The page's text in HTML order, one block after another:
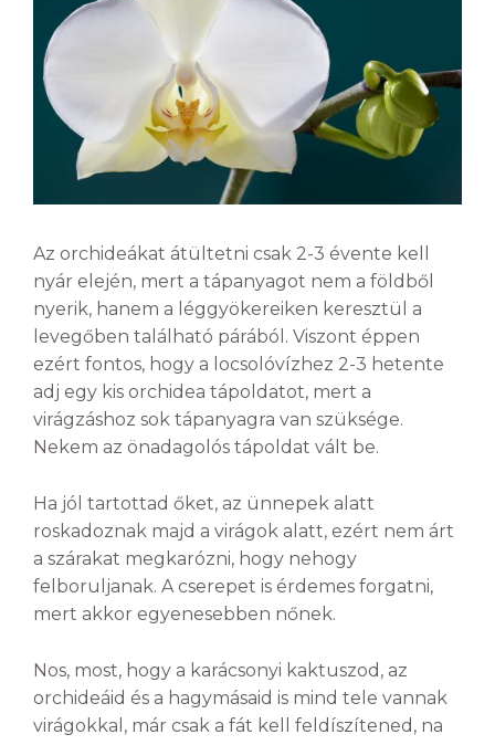
Az orchideákat átültetni csak 2-3 évente kell
nyár elején, mert a tápanyagot nem a földből
nyerik, hanem a léggyökereiken keresztül a
levegőben található párából. Viszont éppen
ezért fontos, hogy a locsolóvízhez 2-3 hetente
adj egy kis orchidea tápoldatot, mert a
virágzáshoz sok tápanyagra van szüksége.
Nekem az önadagolós tápoldat vált be.
Ha jól tartottad őket, az ünnepek alatt
roskadoznak majd a virágok alatt, ezért nem árt
a szárakat megkarózni, hogy nehogy
felboruljanak. A cserepet is érdemes forgatni,
mert akkor egyenesebben nőnek.
Nos, most, hogy a karácsonyi kaktuszod, az
orchideáid és a hagymásaid is mind tele vannak
virágokkal, már csak a fát kell feldíszítened, na